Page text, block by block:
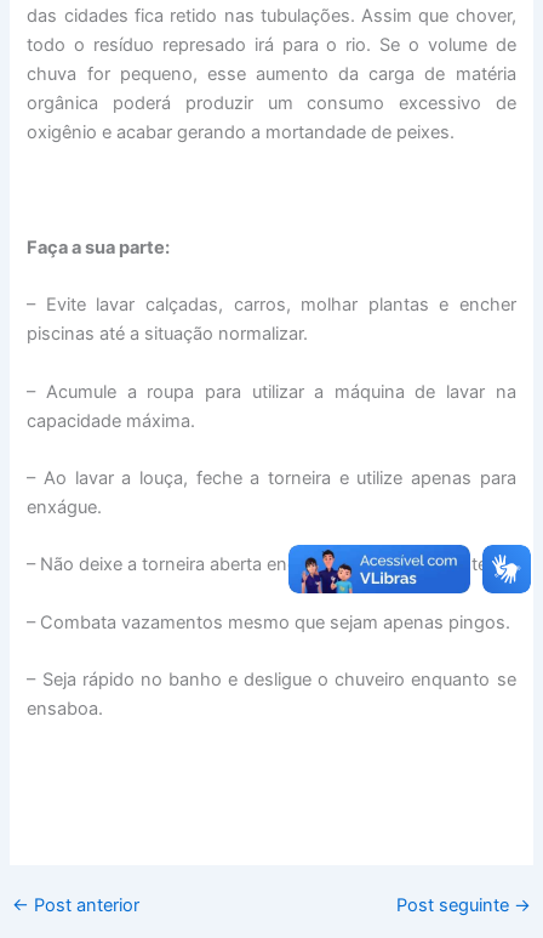
das cidades fica retido nas tubulações. Assim que chover,
todo o resíduo represado irá para o rio. Se o volume de
chuva for pequeno, esse aumento da carga de matéria
orgânica poderá produzir um consumo excessivo de
oxigênio e acabar gerando a mortandade de peixes.
Faça a sua parte:
– Evite lavar calçadas, carros, molhar plantas e encher
piscinas até a situação normalizar.
– Acumule a roupa para utilizar a máquina de lavar na
capacidade máxima.
– Ao lavar a louça, feche a torneira e utilize apenas para
enxágue.
– Não deixe a torneira aberta enquanto escova os dentes.
– Combata vazamentos mesmo que sejam apenas pingos.
– Seja rápido no banho e desligue o chuveiro enquanto se
ensaboa.
← Post anterior Post seguinte →